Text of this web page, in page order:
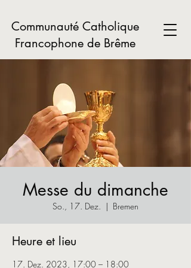
Communauté Catholique
Francophone de Brême
Messe du dimanche
So., 17. Dez.
  |
Bremen
Heure et lieu
17. Dez. 2023, 17:00 – 18:00